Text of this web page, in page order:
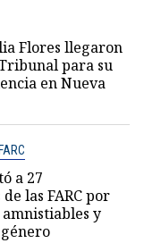
Flores llegaron
para su
en Nueva
a 27
las FARC por
y